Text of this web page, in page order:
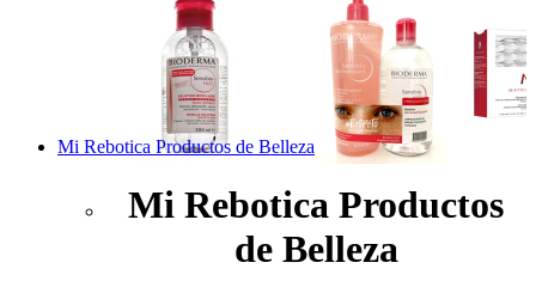
Mi Rebotica Productos de Belleza
Mi Rebotica Productos
de Belleza